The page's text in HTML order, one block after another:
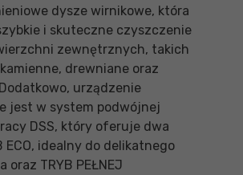
dysze wirnikowe, która
i skuteczne czyszczenie
zewnętrznych, takich
kamienne, drewniane oraz
urządzenie
jest w system podwójnej
DSS, który oferuje dwa
ECO, idealny do delikatnego
oraz TRYB PEŁNEJ